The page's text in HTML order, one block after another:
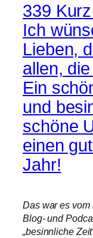
339
Ich
Lieben,
allen,
Ein
und
schöne
einen
Jahr!
Das war es vom
Blog- und
„besinnliche